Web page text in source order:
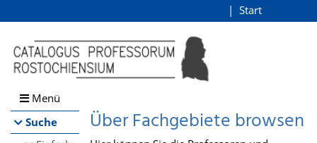
Browsen
direkt zum Inhalt
Start
Menü
Suche
Über Fachgebiete browsen